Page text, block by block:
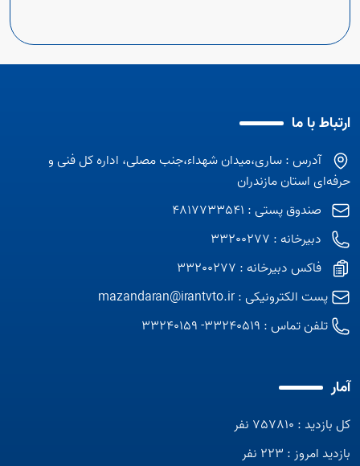
ارتباط با ما
آدرس : ساری،میدان شهداء،جنب مصلی، اداره کل فنی و
حرفه‌ای استان مازندران
صندوق پستی : 4817733541
دبیرخانه : 33200277
فاکس دبیرخانه : 33200277
پست الکترونیکی :mazandaran@irantvto.ir
تلفن تماس : 33240519- 33240159
آمار
کل بازدید : 757810 نفر
بازدید امروز : 223 نفر